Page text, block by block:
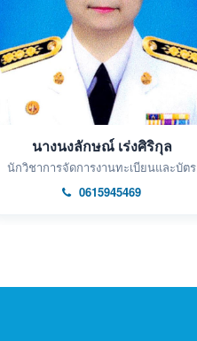
นางนงลักษณ์ เร่งศิริกุล
นักวิชาการจัดการงานทะเบียนและบัตร
0615945469